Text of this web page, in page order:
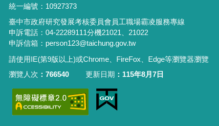
統一編號：10927373
臺中市政府研究發展考核委員會員工職場霸凌服務專線
申訴電話：04-22289111分機21021、21022
申訴信箱：person123@taichung.gov.tw
請使用IE(第9版以上)或Chrome、FireFox、Edge等瀏覽器瀏覽
瀏覽人次
766540 更新日期 115年8月7日